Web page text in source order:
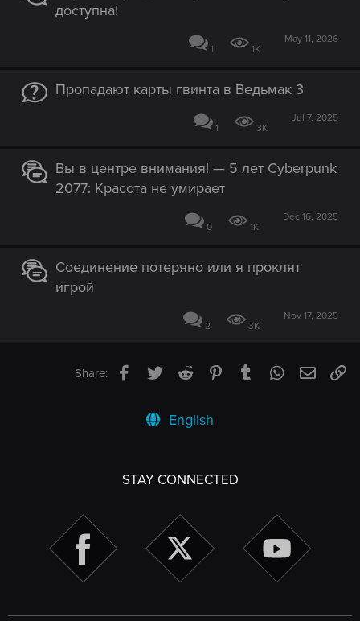
доступна!
1 1K
May 11, 2026
Пропадают карты гвинта в Ведьмак 3
1 3K
Jul 7, 2025
Вы в центре внимания! — 5 лет Cyberpunk
2077: Красота не умирает
0 1K
Dec 16, 2025
Соединение потеряно или я проклят
игрой
2 3K
Nov 17, 2025
Share: Facebook
TwitterReddit PinterestTumblrWhatsApp
Email
English
STAY CONNECTED